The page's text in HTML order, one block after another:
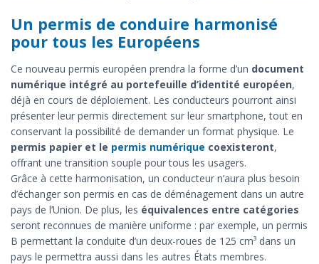
Un permis de conduire harmonisé
pour tous les Européens
Ce nouveau permis européen prendra la forme d’un document
numérique intégré au portefeuille d’identité européen,
déjà en cours de déploiement. Les conducteurs pourront ainsi
présenter leur permis directement sur leur smartphone, tout en
conservant la possibilité de demander un format physique. Le
permis papier et le permis numérique coexisteront,
offrant une transition souple pour tous les usagers.
Grâce à cette harmonisation, un conducteur n’aura plus besoin
d’échanger son permis en cas de déménagement dans un autre
pays de l’Union. De plus, les équivalences entre catégories
seront reconnues de manière uniforme : par exemple, un permis
B permettant la conduite d’un deux-roues de 125 cm³ dans un
pays le permettra aussi dans les autres États membres.